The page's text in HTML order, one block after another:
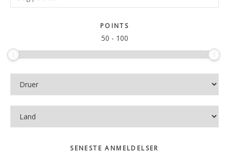
Sidebar
på
POINTS
50 - 100
SENESTE ANMELDELSER